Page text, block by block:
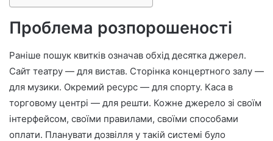
Проблема розпорошеності
Раніше пошук квитків означав обхід десятка джерел.
Сайт театру — для вистав. Сторінка концертного залу —
для музики. Окремий ресурс — для спорту. Каса в
торговому центрі — для решти. Кожне джерело зі своїм
інтерфейсом, своїми правилами, своїми способами
оплати. Планувати дозвілля у такій системі було